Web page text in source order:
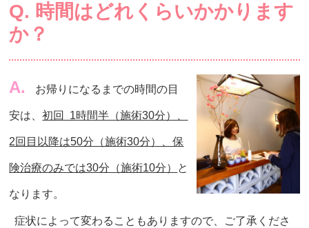
Q. 時間はどれくらいかかります
か？
A. お帰りになるまでの時間の目
安は、初回 1時間半（施術30分）、
2回目以降は50分（施術30分）、保
険治療のみでは30分（施術10分） と
なります。
症状によって変わることもありますので、ご了承くださ